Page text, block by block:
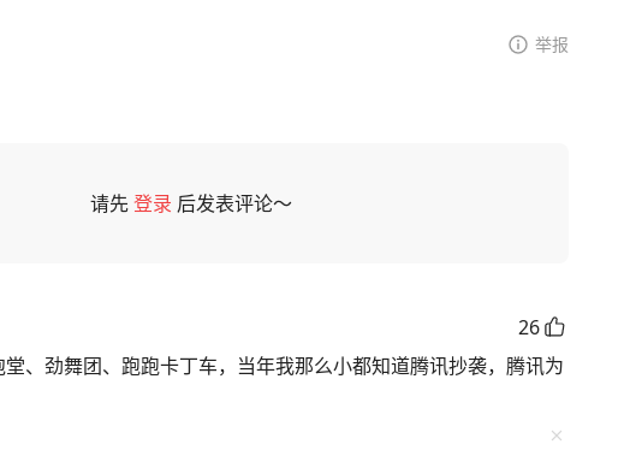
举报
请先登录 后发表评论～
26
、劲舞团、跑跑卡丁车，当年我那么小都知道腾讯抄袭，腾讯为